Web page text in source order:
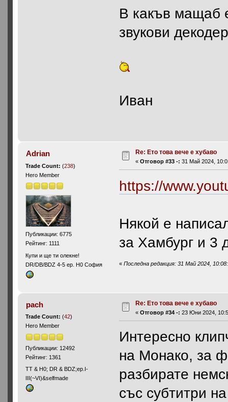
В какъв мащаб
звукови
Иван
Adrian
Trade Count:(238)
Hero Member
Публикации: 6775
Рейтинг: 1111
Купи и ще ти олекне!
DR/DB/BDZ 4-5 ep. H0 София
Re: Ето това вече е хубаво
«Отговор #33 -: 31 Май 2024,
https://
Някой е
за Хамбург и 3
«Последна редакция: 31 Май 2024,
pach
Trade Count:(42)
Hero Member
Публикации: 12492
Рейтинг: 1361
ТТ & Н0; DR & BDZ;ep.I-
III(~VI)&selfmade
Re: Ето това вече е хубаво
«Отговор #34 -: 23 Юни 2024,
Интересно
на Монако, за
разбирате
със субтитри